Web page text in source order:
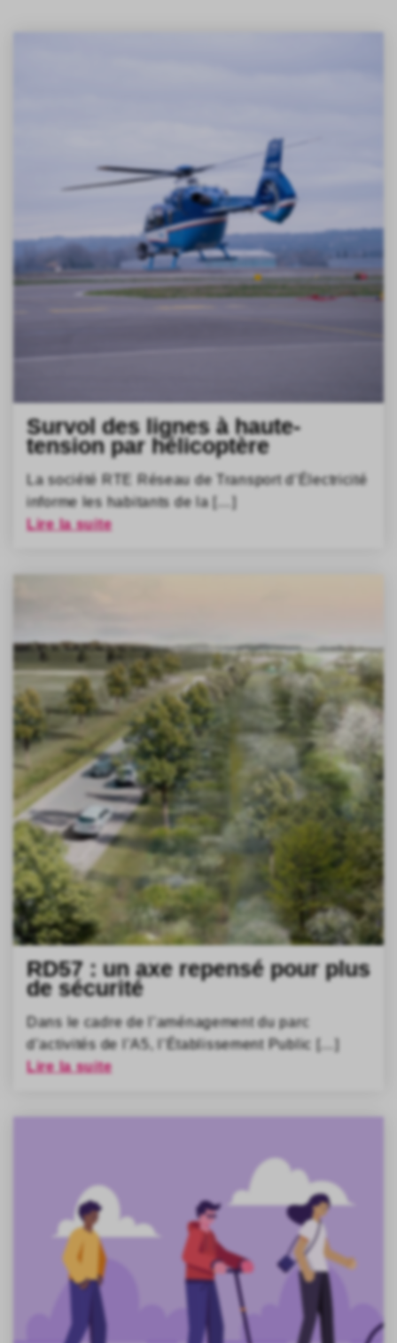
Survol des lignes à haute-
tension par hélicoptère
La société RTE Réseau de Transport d’Électricité
informe les habitants de la […]
Lire la suite
RD57 : un axe repensé pour plus
de sécurité
Dans le cadre de l’aménagement du parc
d’activités de l’A5, l’Établissement Public […]
Lire la suite